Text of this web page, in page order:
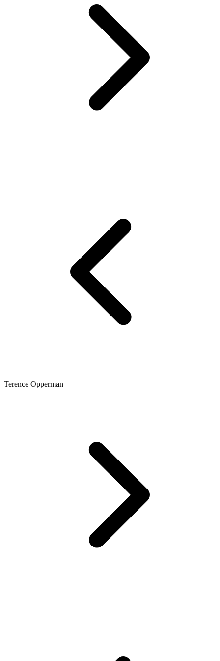
Terence Opperman